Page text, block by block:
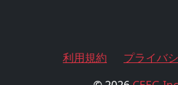
利用規約 プライバ